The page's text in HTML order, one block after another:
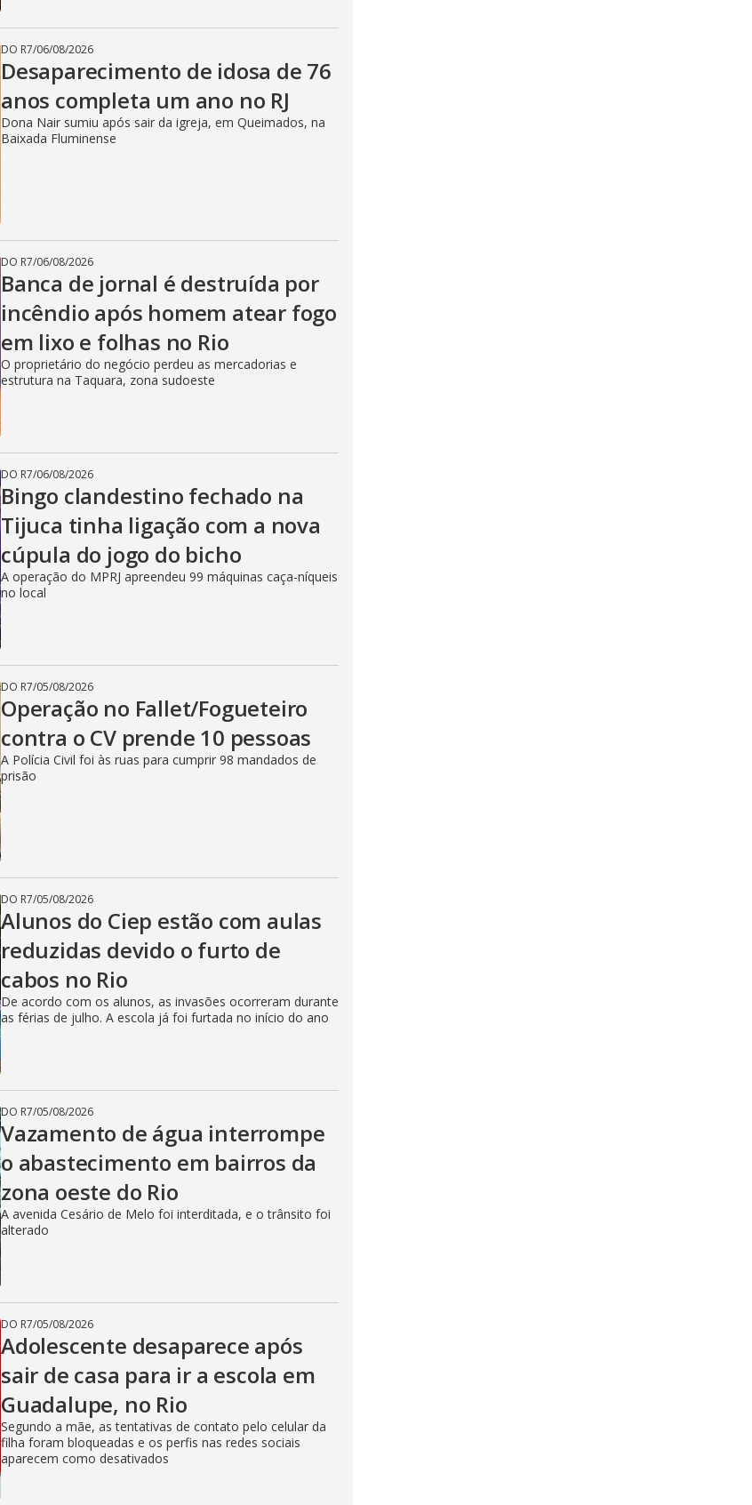
DO R7/06/08/2026
Desaparecimento de idosa de 76
anos completa um ano no RJ
Dona Nair sumiu após sair da igreja, em Queimados, na
Baixada Fluminense
DO R7/06/08/2026
Banca de jornal é destruída por
incêndio após homem atear fogo
em lixo e folhas no Rio
O proprietário do negócio perdeu as mercadorias e
estrutura na Taquara, zona sudoeste
DO R7/06/08/2026
Bingo clandestino fechado na
Tijuca tinha ligação com a nova
cúpula do jogo do bicho
A operação do MPRJ apreendeu 99 máquinas caça-níqueis
no local
DO R7/05/08/2026
Operação no Fallet/Fogueteiro
contra o CV prende 10 pessoas
A Polícia Civil foi às ruas para cumprir 98 mandados de
prisão
DO R7/05/08/2026
Alunos do Ciep estão com aulas
reduzidas devido o furto de
cabos no Rio
De acordo com os alunos, as invasões ocorreram durante
as férias de julho. A escola já foi furtada no início do ano
DO R7/05/08/2026
Vazamento de água interrompe
o abastecimento em bairros da
zona oeste do Rio
A avenida Cesário de Melo foi interditada, e o trânsito foi
alterado
DO R7/05/08/2026
Adolescente desaparece após
sair de casa para ir a escola em
Guadalupe, no Rio
Segundo a mãe, as tentativas de contato pelo celular da
filha foram bloqueadas e os perfis nas redes sociais
aparecem como desativados